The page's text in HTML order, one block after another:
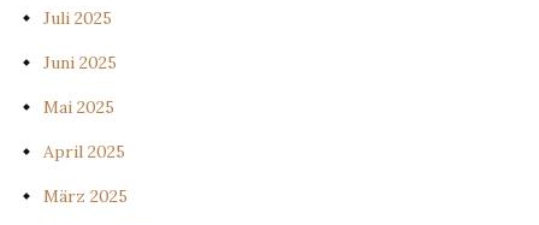
Juli 2025
Juni 2025
Mai 2025
April 2025
März 2025